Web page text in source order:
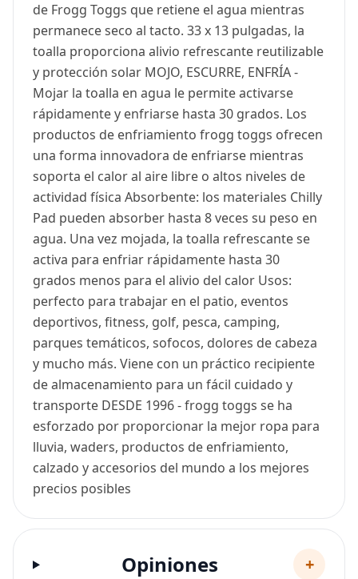
de Frogg Toggs que retiene el agua mientras
permanece seco al tacto. 33 x 13 pulgadas, la
toalla proporciona alivio refrescante reutilizable
y protección solar MOJO, ESCURRE, ENFRÍA -
Mojar la toalla en agua le permite activarse
rápidamente y enfriarse hasta 30 grados. Los
productos de enfriamiento frogg toggs ofrecen
una forma innovadora de enfriarse mientras
soporta el calor al aire libre o altos niveles de
actividad física Absorbente: los materiales Chilly
Pad pueden absorber hasta 8 veces su peso en
agua. Una vez mojada, la toalla refrescante se
activa para enfriar rápidamente hasta 30
grados menos para el alivio del calor Usos:
perfecto para trabajar en el patio, eventos
deportivos, fitness, golf, pesca, camping,
parques temáticos, sofocos, dolores de cabeza
y mucho más. Viene con un práctico recipiente
de almacenamiento para un fácil cuidado y
transporte DESDE 1996 - frogg toggs se ha
esforzado por proporcionar la mejor ropa para
lluvia, waders, productos de enfriamiento,
calzado y accesorios del mundo a los mejores
precios posibles
Opiniones +